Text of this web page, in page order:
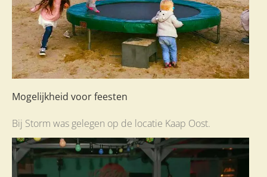
Mogelijkheid voor feesten
Bij Storm was gelegen op de locatie Kaap Oost.